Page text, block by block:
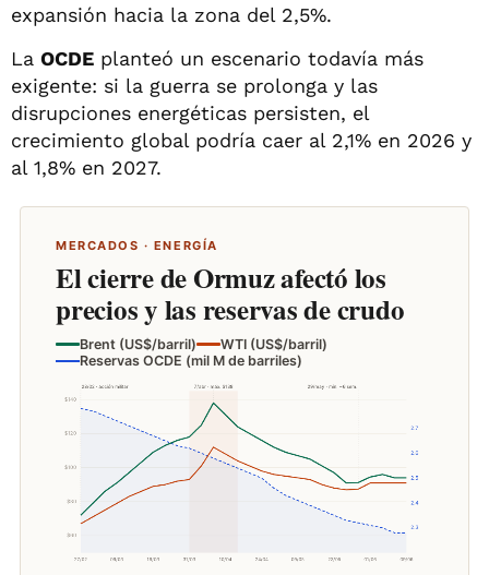
expansión hacia la zona del 2,5%.
La OCDE planteó un escenario todavía más
exigente: si la guerra se prolonga y las
disrupciones energéticas persisten, el
crecimiento global podría caer al 2,1% en 2026 y
al 1,8% en 2027.